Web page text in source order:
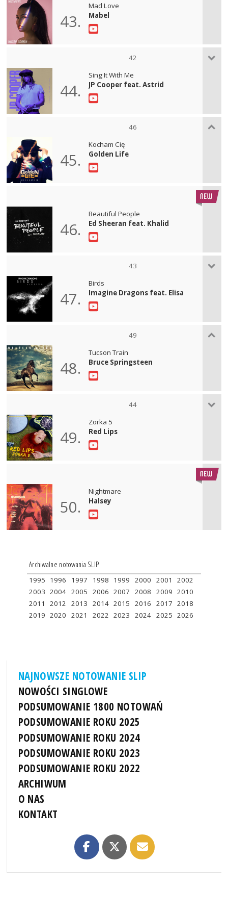
43.
Mad Love
Mabel
42
44.
Sing It With Me
JP Cooper feat. Astrid
46
45.
Kocham Cię
Golden Life
46.
Beautiful People
Ed Sheeran feat. Khalid
43
47.
Birds
Imagine Dragons feat. Elisa
49
48.
Tucson Train
Bruce Springsteen
44
49.
Zorka 5
Red Lips
50.
Nightmare
Halsey
Archiwalne notowania SLIP
1995 1996 1997 1998 1999 2000 2001
2002
2003 2004 2005 2006 2007 2008 2009 2010
2011
2012 2013 2014 2015 2016 2017 2018
2019 2020 2021 2022 2023 2024 2025 2026
NAJNOWSZE NOTOWANIE SLIP
NOWOŚCI SINGLOWE
PODSUMOWANIE 1800 NOTOWAŃ
PODSUMOWANIE ROKU 2025
PODSUMOWANIE ROKU 2024
PODSUMOWANIE ROKU 2023
PODSUMOWANIE ROKU 2022
ARCHIWUM
O NAS
KONTAKT